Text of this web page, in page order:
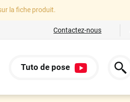
la fiche produit.
Contactez-nous
Tuto de pose